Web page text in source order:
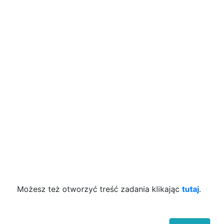
Możesz też otworzyć treść zadania klikając tutaj.